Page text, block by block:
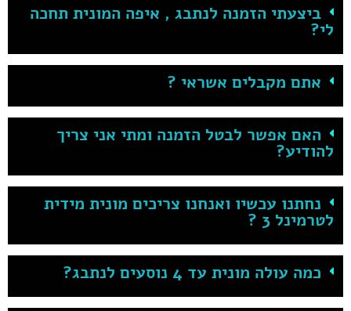
ביצעתי הזמנה לנתבג , איפה המונית תחכה
לי?
אתם מקבלים אשראי ?
האם אפשר לבטל הזמנה ומתי אני צריך
להודיע?
נחתנו עכשיו ואנחנו צריכים מונית מידית
לטרמינל 3 ?
כמה עולה מונית עד 4 נוסעים לנתבג?